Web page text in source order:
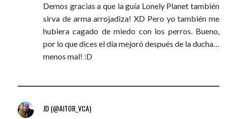
Demos gracias a que la guía Lonely Planet también
sirva de arma arrojadiza! XD Pero yo también me
hubiera cagado de miedo con los perros. Bueno,
por lo que dices el día mejoró después de la ducha…
menos mal! :D
JD (@AITOR_VCA)